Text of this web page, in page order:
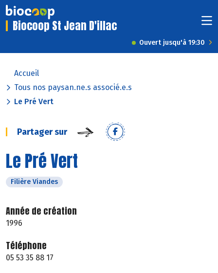
Biocoop St Jean D'illac
Ouvert jusqu'à 19:30
Accueil
Tous nos paysan.ne.s associé.e.s
Le Pré Vert
Partager sur
Le Pré Vert
Filière Viandes
Année de création
1996
Téléphone
05 53 35 88 17